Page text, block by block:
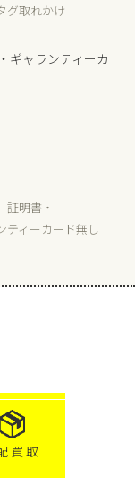
グ取れかけ
証明書・
ティーカード無し
買取